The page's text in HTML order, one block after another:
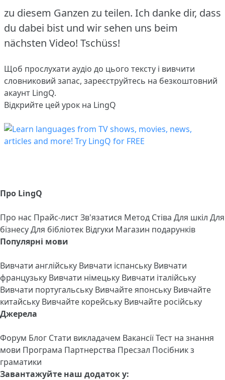
zu diesem Ganzen zu teilen. Ich danke dir, dass
du dabei bist und wir sehen uns beim
nächsten Video! Tschüss!
Щоб прослухати аудіо до цього тексту і вивчити
словниковий запас, зареєструйтесь на безкоштовний
акаунт LingQ.
Відкрийте цей урок на LingQ
Про LingQ
Про нас Прайс-листЗв'язатися Метод Стіва Для шкіл Для
бізнесуДля бібліотек Відгуки Магазин подарунків
Популярні мови
Вивчати англійську Вивчати іспанську Вивчати
французьку Вивчати німецьку Вивчати італійську
Вивчати португальську Вивчайте японську Вивчайте
китайську Вивчайте корейську Вивчайте російську
Джерела
Форум Блог Стати викладачем ВакансіїТест на знання
мови Програма Партнерства Пресзал Посібник з
граматики
Завантажуйте наш додаток у: